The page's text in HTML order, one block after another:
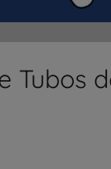
Tubos